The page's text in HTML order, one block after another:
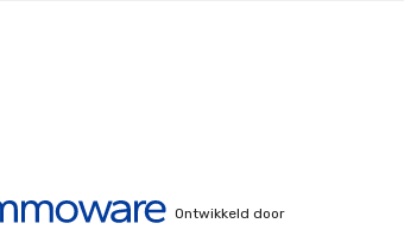
Ontwikkeld door